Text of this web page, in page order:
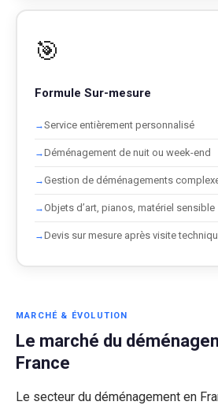
🎯
Formule Sur-mesure
Service entièrement personnalisé
Déménagement de nuit ou week-end
Gestion de déménagements
Objets d’art, pianos, matériel sensible
Devis sur mesure après visite
MARCHÉ & ÉVOLUTION
Le marché du
France
Le secteur du déménagement en